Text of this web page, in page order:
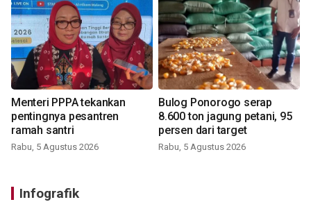
Menteri PPPA tekankan
pentingnya pesantren
ramah santri
Rabu, 5 Agustus 2026
Bulog Ponorogo serap
8.600 ton jagung petani, 95
persen dari target
Rabu, 5 Agustus 2026
Infografik